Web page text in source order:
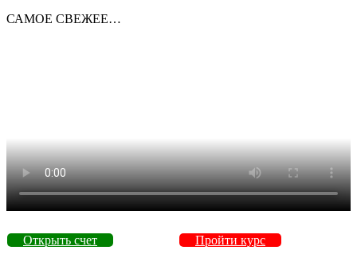
САМОЕ СВЕЖЕЕ…
Открыть счет Пройти курс